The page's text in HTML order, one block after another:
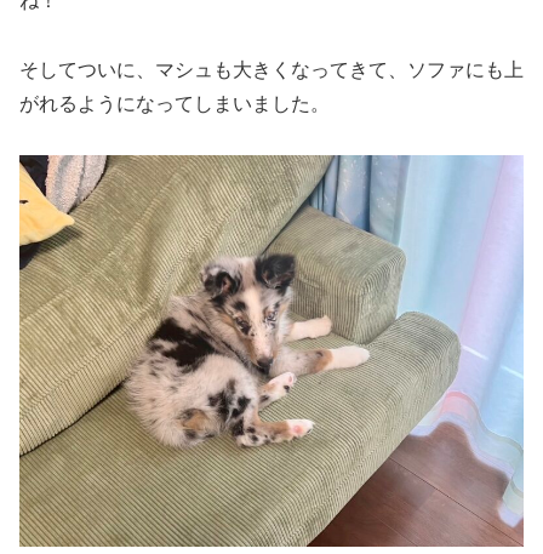
そしてついに、マシュも大きくなってきて、ソファにも上
がれるようになってしまいました。